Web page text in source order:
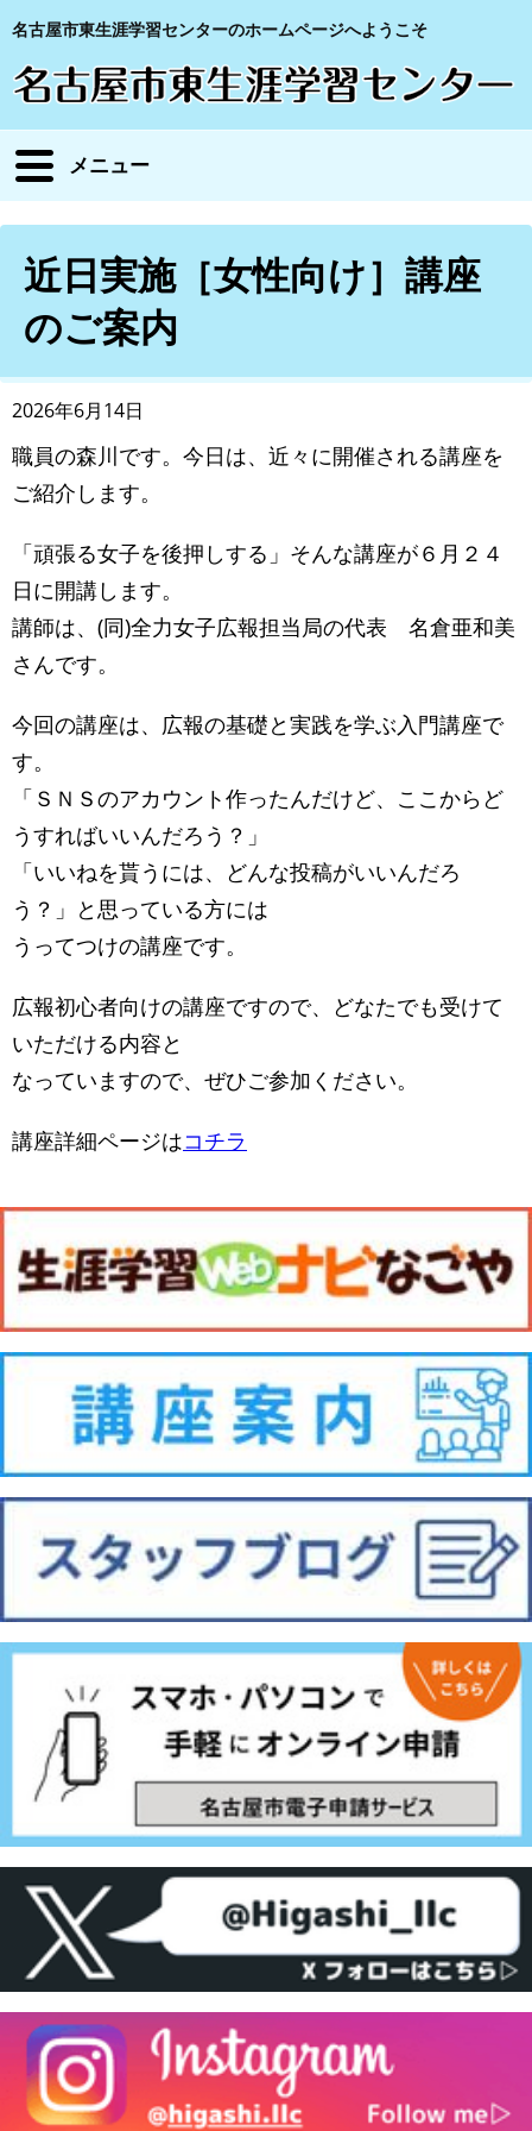
名古屋市東生涯学習センターのホームページへようこそ
メニュー
近日実施［女性向け］講座
のご案内
2026年6月14日
職員の森川です。今日は、近々に開催される講座を
ご紹介します。
「頑張る女子を後押しする」そんな講座が６月２４
日に開講します。
講師は、(同)全力女子広報担当局の代表 名倉亜和美
さんです。
今回の講座は、広報の基礎と実践を学ぶ入門講座で
す。
「ＳＮＳのアカウント作ったんだけど、ここからど
うすればいいんだろう？」
「いいねを貰うには、どんな投稿がいいんだろ
う？」と思っている方には
うってつけの講座です。
広報初心者向けの講座ですので、どなたでも受けて
いただける内容と
なっていますので、ぜひご参加ください。
講座詳細ページはコチラ